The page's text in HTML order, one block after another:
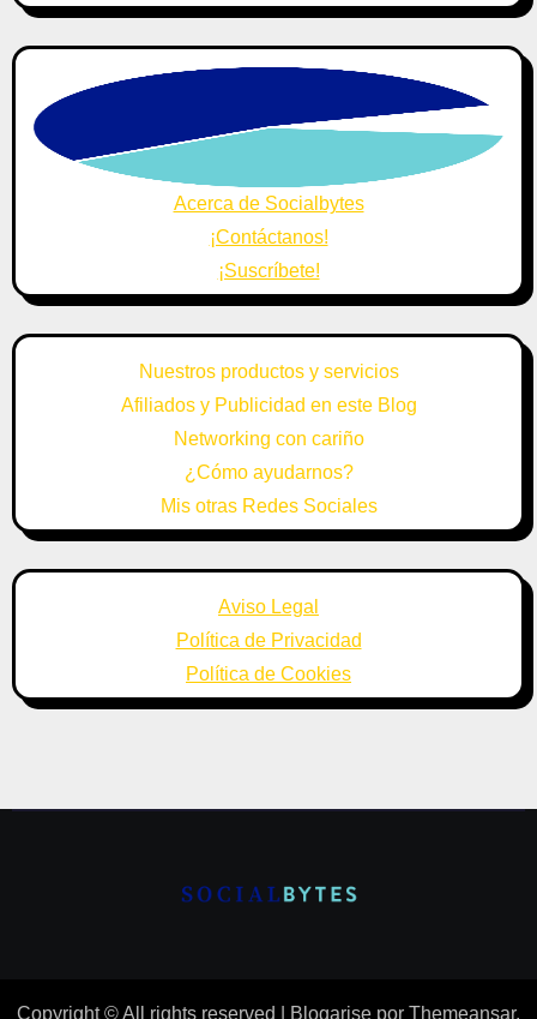
Acerca de Socialbytes
¡Contáctanos!
¡Suscríbete!
Nuestros productos y servicios
Afiliados y Publicidad en este Blog
Networking con cariño
¿Cómo ayudarnos?
Mis otras Redes Sociales
Aviso Legal
Política de Privacidad
Política de Cookies
Copyright © All rights reserved Blogarise por Themeansar.